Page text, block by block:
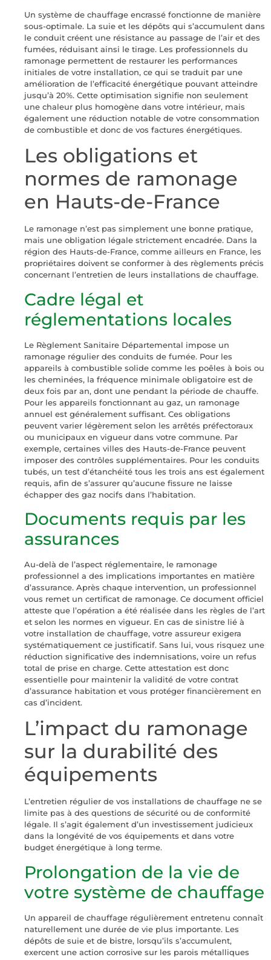
Un système de chauffage encrassé fonctionne de manière
sous-optimale. La suie et les dépôts qui s’accumulent dans
le conduit créent une résistance au passage de l’air et des
fumées, réduisant ainsi le tirage. Les professionnels du
ramonage permettent de restaurer les performances
initiales de votre installation, ce qui se traduit par une
amélioration de l’efficacité énergétique pouvant atteindre
jusqu’à 20%. Cette optimisation signifie non seulement
une chaleur plus homogène dans votre intérieur, mais
également une réduction notable de votre consommation
de combustible et donc de vos factures énergétiques.
Les obligations et
normes de ramonage
en Hauts-de-France
Le ramonage n’est pas simplement une bonne pratique,
mais une obligation légale strictement encadrée. Dans la
région des Hauts-de-France, comme ailleurs en France, les
propriétaires doivent se conformer à des règlements précis
concernant l’entretien de leurs installations de chauffage.
Cadre légal et
réglementations locales
Le Règlement Sanitaire Départemental impose un
ramonage régulier des conduits de fumée. Pour les
appareils à combustible solide comme les poêles à bois ou
les cheminées, la fréquence minimale obligatoire est de
deux fois par an, dont une pendant la période de chauffe.
Pour les appareils fonctionnant au gaz, un ramonage
annuel est généralement suffisant. Ces obligations
peuvent varier légèrement selon les arrêtés préfectoraux
ou municipaux en vigueur dans votre commune. Par
exemple, certaines villes des Hauts-de-France peuvent
imposer des contrôles supplémentaires. Pour les conduits
tubés, un test d’étanchéité tous les trois ans est également
requis, afin de s’assurer qu’aucune fissure ne laisse
échapper des gaz nocifs dans l’habitation.
Documents requis par les
assurances
Au-delà de l’aspect réglementaire, le ramonage
professionnel a des implications importantes en matière
d’assurance. Après chaque intervention, un professionnel
vous remet un certificat de ramonage. Ce document officiel
atteste que l’opération a été réalisée dans les règles de l’art
et selon les normes en vigueur. En cas de sinistre lié à
votre installation de chauffage, votre assureur exigera
systématiquement ce justificatif. Sans lui, vous risquez une
réduction significative des indemnisations, voire un refus
total de prise en charge. Cette attestation est donc
essentielle pour maintenir la validité de votre contrat
d’assurance habitation et vous protéger financièrement en
cas d’incident.
L’impact du ramonage
sur la durabilité des
équipements
L’entretien régulier de vos installations de chauffage ne se
limite pas à des questions de sécurité ou de conformité
légale. Il s’agit également d’un investissement judicieux
dans la longévité de vos équipements et dans votre
budget énergétique à long terme.
Prolongation de la vie de
votre système de chauffage
Un appareil de chauffage régulièrement entretenu connaît
naturellement une durée de vie plus importante. Les
dépôts de suie et de bistre, lorsqu’ils s’accumulent,
exercent une action corrosive sur les parois métalliques